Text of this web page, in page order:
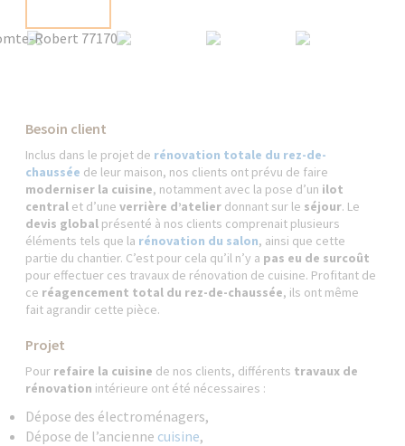
Besoin client
Inclus dans le projet de rénovation totale du rez-de-
chaussée de leur maison, nos clients ont prévu de faire
moderniser la cuisine, notamment avec la pose d’un ilot
central et d’uneverrière d’atelier donnant sur le séjour. Le
devis global présenté à nos clients comprenait plusieurs
éléments tels que la rénovation du salon, ainsi que cette
partie du chantier. C’est pour cela qu’il n’y a pas eu de surcoût
pour effectuer ces travaux de rénovation de cuisine. Profitant de
ce réagencement total du rez-de-chaussée, ils ont même
fait agrandir cette pièce.
Projet
Pour refaire la cuisine de nos clients, différents travaux de
rénovation intérieure ont été nécessaires :
Dépose des électroménagers,
Dépose de l’ancienne cuisine,